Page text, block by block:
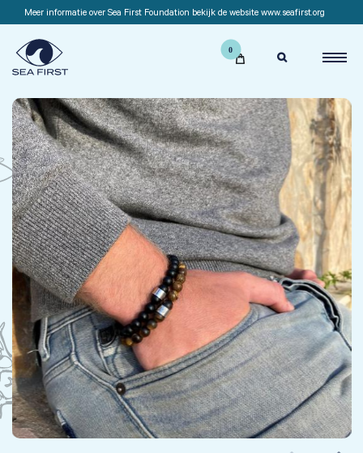
Meer informatie over Sea First Foundation bekijk de website www.seafirst.org
